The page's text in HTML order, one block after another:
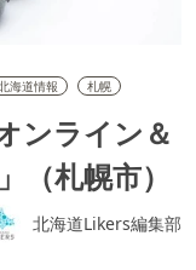
海道情報 札幌
ンライン＆
（札幌市）
北海道Likers編集部